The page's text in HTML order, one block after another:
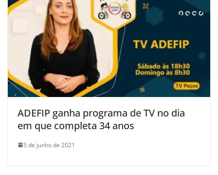
ADEFIP ganha programa de TV no dia
em que completa 34 anos
5 de junho de 2021